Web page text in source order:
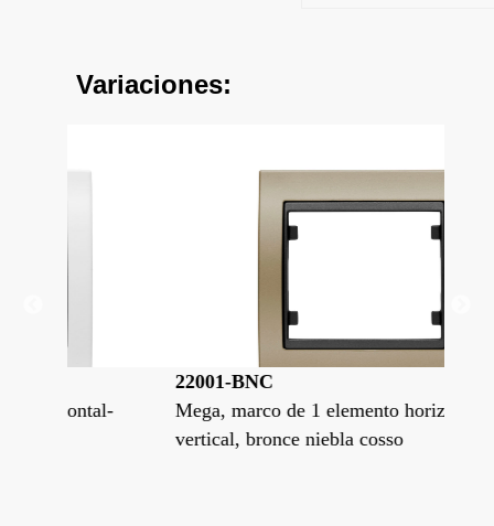
Variaciones:
22001-BNC
Mega, marco de 1 elemento horizontal-
vertical, bronce niebla cosso